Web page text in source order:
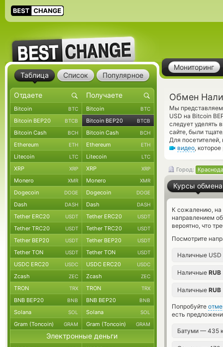
Мониторинг
Обмен
Мы
USD на Bitcoin
следует уделять
сайте, были
Для
видео,
Город:
Курсы обмена
К сожалению, на
направлением
вероятно, что
Посмотрите
Наличные USD
Наличные RUB
Наличные RUB
Попробуйте
есть
Батуми — 435
Таблица Список Популярное
Bitcoin BTC Bitcoin BTC
Bitcoin BEP20 BTCB Bitcoin BEP20 BTCB
Bitcoin Cash BCH Bitcoin Cash BCH
Ethereum ETH Ethereum ETH
Litecoin LTC Litecoin LTC
XRP XRP XRP XRP
Monero XMR Monero XMR
Dogecoin DOGE Dogecoin DOGE
Dash DASH Dash DASH
Tether ERC20 USDT Tether ERC20 USDT
Tether TRC20 USDT Tether TRC20 USDT
Tether BEP20 USDT Tether BEP20 USDT
Tether TON USDT Tether TON USDT
USDC ERC20 USDC USDC ERC20 USDC
Zcash ZEC Zcash ZEC
TRON TRX TRON TRX
BNB BEP20 BNB BNB BEP20 BNB
Solana SOL Solana SOL
Gram (Toncoin) GRAM Gram (Toncoin) GRAM
Электронные деньги